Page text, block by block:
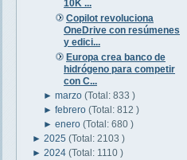
10K ...
Copilot revoluciona
OneDrive con resúmenes
y edici...
Europa crea banco de
hidrógeno para competir
con C...
►marzo(Total: 833 )
►febrero(Total: 812 )
►enero(Total: 680 )
► 2025 (Total: 2103 )
► 2024 (Total: 1110 )